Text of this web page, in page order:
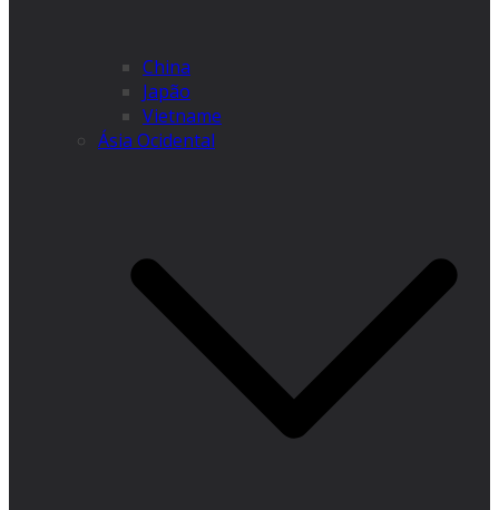
China
Japão
Vietname
Ásia Ocidental